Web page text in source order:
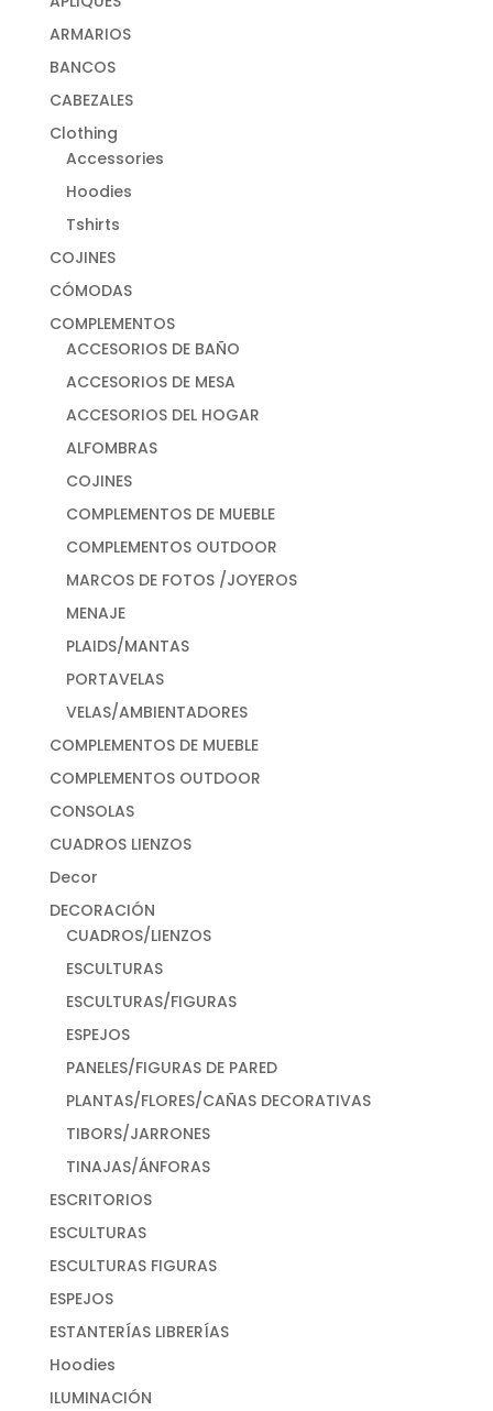
ARMARIOS
BANCOS
CABEZALES
Clothing
Accessories
Hoodies
Tshirts
COJINES
CÓMODAS
COMPLEMENTOS
ACCESORIOS DE BAÑO
ACCESORIOS DE MESA
ACCESORIOS DEL HOGAR
ALFOMBRAS
COJINES
COMPLEMENTOS DE MUEBLE
COMPLEMENTOS OUTDOOR
MARCOS DE FOTOS /JOYEROS
MENAJE
PLAIDS/MANTAS
PORTAVELAS
VELAS/AMBIENTADORES
COMPLEMENTOS DE MUEBLE
COMPLEMENTOS OUTDOOR
CONSOLAS
CUADROS LIENZOS
Decor
DECORACIÓN
CUADROS/LIENZOS
ESCULTURAS
ESCULTURAS/FIGURAS
ESPEJOS
PANELES/FIGURAS DE PARED
PLANTAS/FLORES/CAÑAS DECORATIVAS
TIBORS/JARRONES
TINAJAS/ÁNFORAS
ESCRITORIOS
ESCULTURAS
ESCULTURAS FIGURAS
ESPEJOS
ESTANTERÍAS LIBRERÍAS
Hoodies
ILUMINACIÓN